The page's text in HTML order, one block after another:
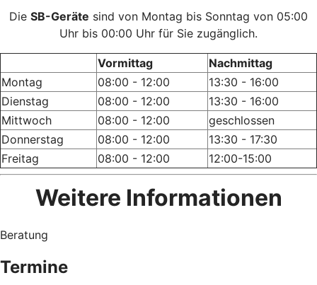
Die SB-Geräte sind von Montag bis Sonntag von 05:00
Uhr bis 00:00 Uhr für Sie zugänglich.
Vormittag
Nachmittag
Montag
08:00 - 12:00
13:30 - 16:00
Dienstag
08:00 - 12:00
13:30 - 16:00
Mittwoch
08:00 - 12:00
geschlossen
Donnerstag
08:00 - 12:00
13:30 - 17:30
Freitag
08:00 - 12:00 12:00-15:00
Weitere Informationen
Beratung
Termine